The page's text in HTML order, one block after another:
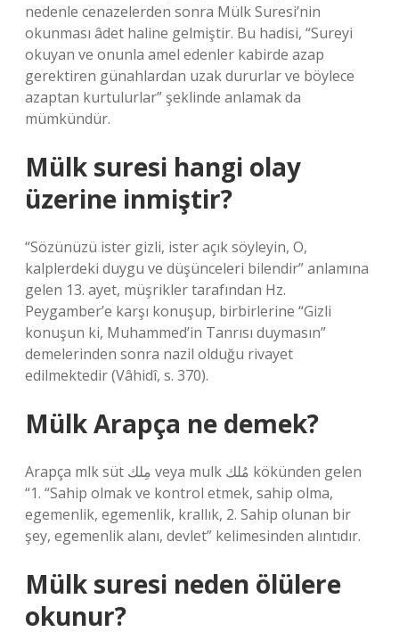
nedenle cenazelerden sonra Mülk Suresi’nin
okunması âdet haline gelmiştir. Bu hadisi, “Sureyi
okuyan ve onunla amel edenler kabirde azap
gerektiren günahlardan uzak dururlar ve böylece
azaptan kurtulurlar” şeklinde anlamak da
mümkündür.
Mülk suresi hangi olay
üzerine inmiştir?
“Sözünüzü ister gizli, ister açık söyleyin, O,
kalplerdeki duygu ve düşünceleri bilendir” anlamına
gelen 13. ayet, müşrikler tarafından Hz.
Peygamber’e karşı konuşup, birbirlerine “Gizli
konuşun ki, Muhammed’in Tanrısı duymasın”
demelerinden sonra nazil olduğu rivayet
edilmektedir (Vâhidî, s. 370).
Mülk Arapça ne demek?
Arapça mlk süt مِلك veya mulk مُلك kökünden gelen
“1. “Sahip olmak ve kontrol etmek, sahip olma,
egemenlik, egemenlik, krallık, 2. Sahip olunan bir
şey, egemenlik alanı, devlet” kelimesinden alıntıdır.
Mülk suresi neden ölülere
okunur?